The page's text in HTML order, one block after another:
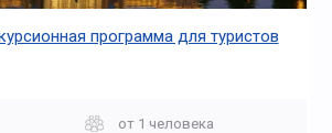
программа для туристов
от 1 человека